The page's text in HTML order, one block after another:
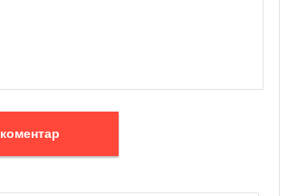
Залишити коментар